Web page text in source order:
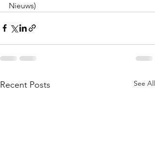
Nieuws)
Recent Posts See All